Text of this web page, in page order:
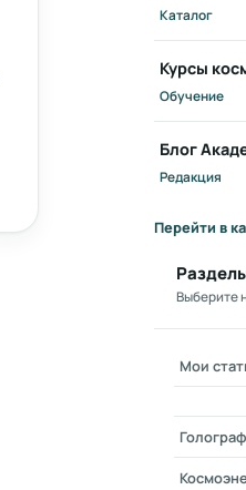
Каталог
Курсы
Обучение
Блог
Редакция
Перейти в
Выберите
Мои